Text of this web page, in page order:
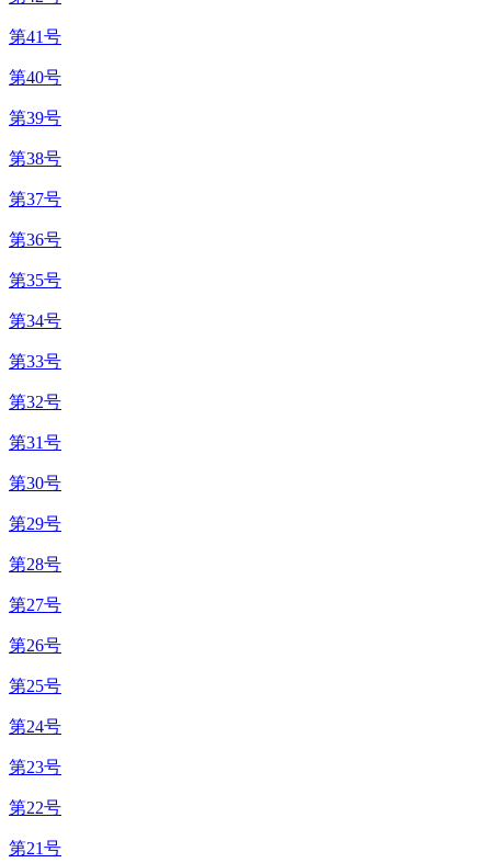
第41号
第40号
第39号
第38号
第37号
第36号
第35号
第34号
第33号
第32号
第31号
第30号
第29号
第28号
第27号
第26号
第25号
第24号
第23号
第22号
第21号